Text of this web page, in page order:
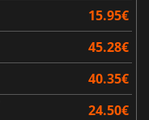
15.95€
45.28€
40.35€
24.50€